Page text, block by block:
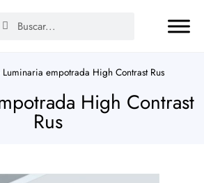
Luminaria empotrada High Contrast Rus
High Contrast
Rus